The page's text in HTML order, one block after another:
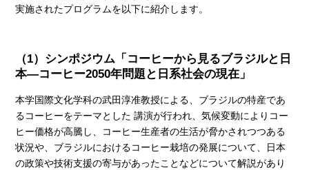
実施されたプログラムを以下に紹介します。
（1）シンポジウム「コーヒーから見るブラジルと日
本―コーヒー2050年問題と日系社会の現在」
本学国際文化学科の武田淳准教授による、ブラジルの特産であ
るコーヒーをテーマとした 講演が行われ、気候変動によりコー
ヒー価格が高騰し、コーヒー生産者の生活が脅かされつつある
状況や、ブラジルにおけるコーヒー栽培の発展について、日本
の政策や技術支援の寄与があったことなどについて解説があり